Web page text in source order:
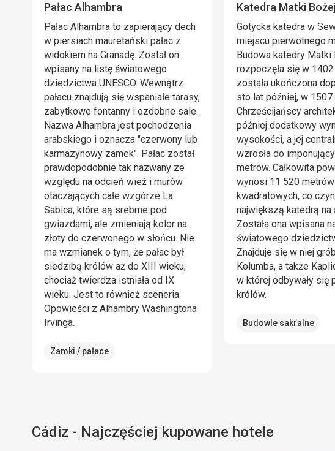
Pałac Alhambra
Pałac Alhambra to zapierający dech
w piersiach mauretański pałac z
widokiem na Granadę. Został on
wpisany na listę światowego
dziedzictwa UNESCO. Wewnątrz
pałacu znajdują się wspaniałe tarasy,
zabytkowe fontanny i ozdobne sale.
Nazwa Alhambra jest pochodzenia
arabskiego i oznacza "czerwony lub
karmazynowy zamek". Pałac został
prawdopodobnie tak nazwany ze
względu na odcień wież i murów
otaczających całe wzgórze La
Sabica, które są srebrne pod
gwiazdami, ale zmieniają kolor na
złoty do czerwonego w słońcu. Nie
ma wzmianek o tym, że pałac był
siedzibą królów aż do XIII wieku,
chociaż twierdza istniała od IX
wieku. Jest to również sceneria
Opowieści z Alhambry Washingtona
Irvinga.
Zamki / pałace
Katedra Matki
Gotycka katedra w
miejscu pierwotnego
Budowa katedry Matki
rozpoczęła się w
została ukończona
sto lat później, w 1507
Chrześcijańscy
później dodatkowy
wysokości, a jej
wzrosła do
metrów. Całkowita
wynosi 11 520 metrów
kwadratowych, co
największą katedrą na
Została ona wpisana
światowego
Znajduje się w niej
Kolumba, a także
w której odbywały się
królów.
Budowle sakralne
Cádiz - Najczęściej kupowane hotele